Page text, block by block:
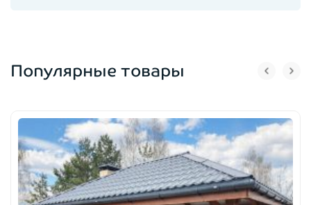
Популярные товары